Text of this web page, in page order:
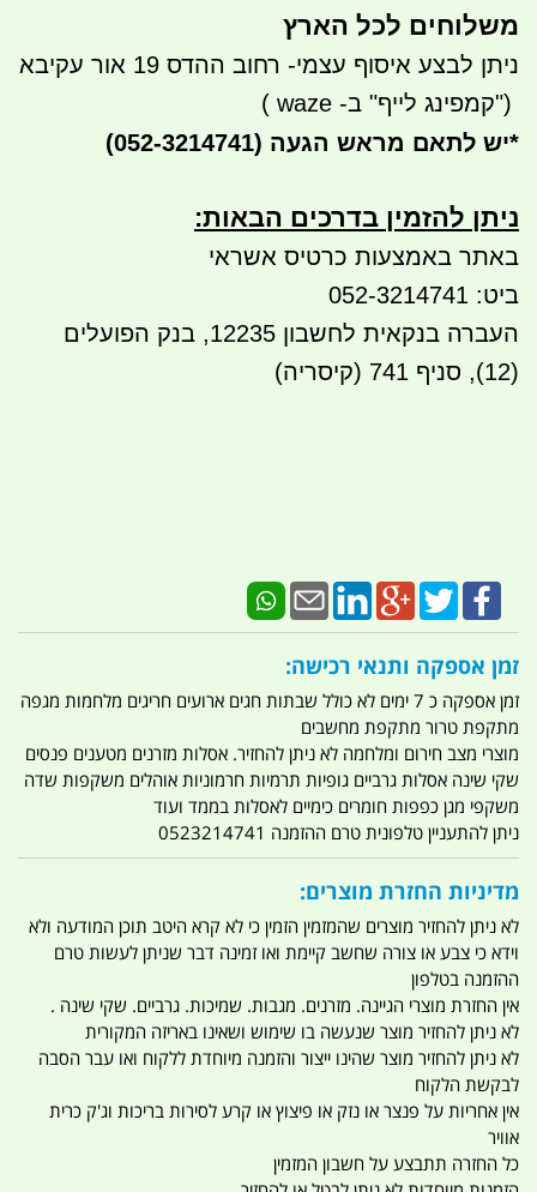
משלוחים לכל הארץ
ניתן לבצע איסוף עצמי- רחוב ההדס 19 אור עקיבא
")קמפינג לייף" ב- waze
)
*יש לתאם מראש הגעה (052-3214741)
ניתן להזמין בדרכים הבאות:​​
באתר באמצעות כרטיס אשראי
ביט: 052-3214741
העברה בנקאית לחשבון 12235, בנק הפועלים
(12), סניף 741 (קיסריה)
זמן אספקה ותנאי רכישה:
זמן אספקה כ 7 ימים לא כולל שבתות חגים ארועים חריגים מלחמות מגפה
מתקפת טרור מתקפת מחשבים
מוצרי מצב חירום ומלחמה לא ניתן להחזיר. אסלות מזרנים מטענים פנסים
שקי שינה אסלות גרביים גופיות תרמיות חרמוניות אוהלים משקפות שדה
משקפי מגן כפפות חומרים כימיים לאסלות בממד ועוד
ניתן להתעניין טלפונית טרם ההזמנה 0523214741
מדיניות החזרת מוצרים:
לא ניתן להחזיר מוצרים שהמזמין הזמין כי לא קרא היטב תוכן המודעה ולא
וידא כי צבע או צורה שחשב קיימת ואו זמינה דבר שניתן לעשות טרם
ההזמנה בטלפון
אין החזרת מוצרי הגיינה. מזרנים. מגבות. שמיכות. גרביים. שקי שינה .
לא ניתן להחזיר מוצר שנעשה בו שימוש ושאינו באריזה המקורית
לא ניתן להחזיר מוצר שהינו ייצור והזמנה מיוחדת ללקוח ואו עבר הסבה
לבקשת הלקוח
אין אחריות על פנצר או נזק או פיצוץ או קרע לסירות בריכות וג'ק כרית
אוויר
כל החזרה תתבצע על חשבון המזמין